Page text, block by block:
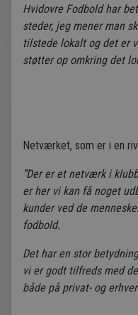
Hvidovre Fodbold har
steder, jeg mener man
tilstede lokalt og det er
støtter op omkring det
Netværket, som er i en
”Der er et netværk i
er her vi kan få noget
kunder ved de
fodbold.
Det har en stor
vi er godt tilfreds med
både på privat- og